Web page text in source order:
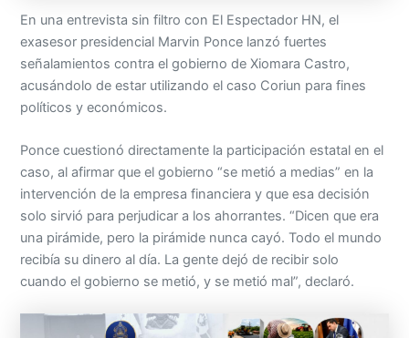
En una entrevista sin filtro con El Espectador HN, el
exasesor presidencial Marvin Ponce lanzó fuertes
señalamientos contra el gobierno de Xiomara Castro,
acusándolo de estar utilizando el caso Coriun para fines
políticos y económicos.
Ponce cuestionó directamente la participación estatal en el
caso, al afirmar que el gobierno “se metió a medias” en la
intervención de la empresa financiera y que esa decisión
solo sirvió para perjudicar a los ahorrantes. “Dicen que era
una pirámide, pero la pirámide nunca cayó. Todo el mundo
recibía su dinero al día. La gente dejó de recibir solo
cuando el gobierno se metió, y se metió mal”, declaró.